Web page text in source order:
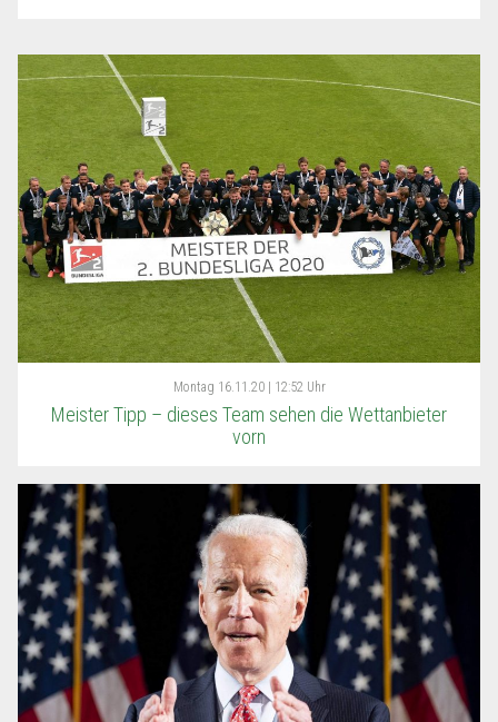
Montag 16.11.20 | 12:52 Uhr
Meister Tipp – dieses Team sehen die Wettanbieter
vorn